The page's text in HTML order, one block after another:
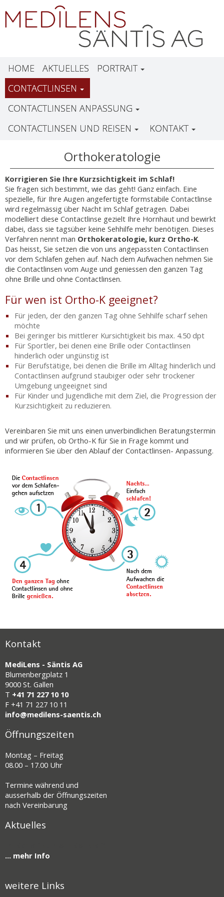
HOME AKTUELLES
PORTRAIT
CONTACTLINSEN
CONTACTLINSEN ANPASSUNG
CONTACTLINSEN UND REISEN
KONTAKT
Orthokeratologie
Korrigieren Sie Ihre Kurzsichtigkeit im Schlaf!
Sie fragen sich bestimmt, wie das geht! Ganz einfach. Eine
spezielle, für Ihre Augen angefertigte formstabile Contactlinse
wird regelmässig über Nacht im Schlaf getragen. Dabei
modelliert diese Contactlinse gezielt Ihre Hornhaut und bewirkt
dabei, dass sie tagsüber keine Sehhilfe mehr benötigen. Dieses
Verfahren nennt man Orthokeratologie, kurz Ortho-K.
Das heisst, Sie setzen die von uns angepassten Contactlinsen
vor dem Schlafen gehen auf. Nach dem Aufwachen nehmen Sie
die Contactlinsen vom Auge und geniessen den ganzen Tag
ohne Brille und ohne Contactlinsen.
Für wen ist Ortho-K geeignet?
Für jeden, der den ganzen Tag ohne Sehhilfe scharf sehen
möchte
Bei geringer bis mittlerer Kursichtigkeit bis max. 4.50 dpt
Für Sportler, bei denen eine Brille oder Contactlinsen
hinderlich oder ungünstig ist
Für Berufstätige, bei denen die Brille im Alltag hinderlich und
Contactlinsen aufgrund staubiger oder sehr trockener
Umgebung ungeeignet sind
Für Kinder und Jugendliche mit dem Ziel, die Progression der
Kurzsichtigkeit zu reduzieren.
Vereinbaren Sie mit uns einen unverbindlichen Beratungstermin
und wir prüfen, ob Ortho-K für Sie in Frage kommt und
informieren Sie über den Ablauf der Contactlinsen- Anpassung.
Kontakt
MediLens - Säntis AG
Blumenbergplatz 1
9000 St. Gallen
T +41 71 227 10 10
F +41 71 227 10 11
info@medilens-saentis.ch
Öffnungszeiten
Montag – Freitag
08.00 – 17.00 Uhr
Termine während und
ausserhalb der Öffnungszeiten
nach Vereinbarung
Aktuelles
... mehr Info
weitere Links